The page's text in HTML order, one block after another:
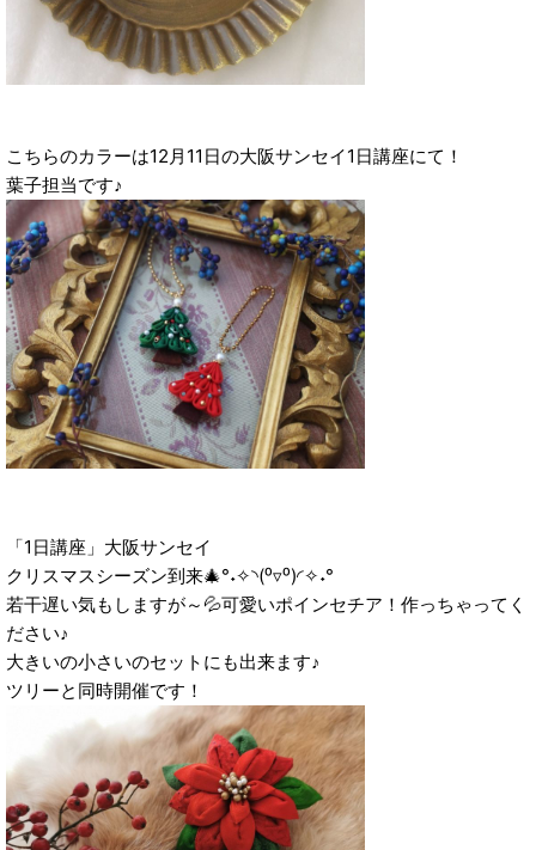
こちらのカラーは12月11日の大阪サンセイ1日講座にて！
葉子担当です♪
「1日講座」大阪サンセイ
クリスマスシーズン到来🎄°˖✧◝(⁰▿⁰)◜✧˖°
若干遅い気もしますが～💦可愛いポインセチア！作っちゃってく
ださい♪
大きいの小さいのセットにも出来ます♪
ツリーと同時開催です！